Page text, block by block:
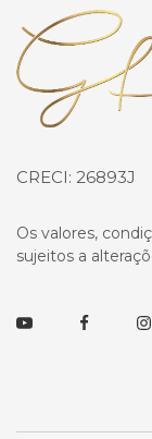
Página inicial
CRECI: 26893J
Os valores,
sujeitos a
YoutubeFacebook